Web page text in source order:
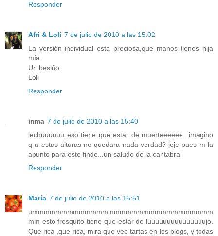
Responder
Afri & Loli 7 de julio de 2010 a las 15:02
La versión individual esta preciosa,que manos tienes hija
mía
Un besiño
Loli
Responder
inma 7 de julio de 2010 a las 15:40
lechuuuuuu eso tiene que estar de muerteeeeee...imagino
q a estas alturas no quedara nada verdad? jeje pues m la
apunto para este finde...un saludo de la cantabra
Responder
María 7 de julio de 2010 a las 15:51
ummmmmmmmmmmmmmmmmmmmmmmmmmmmmmm
mm esto fresquito tiene que estar de luuuuuuuuuuuuuuujo.
Que rica ,que rica, mira que veo tartas en los blogs, y todas